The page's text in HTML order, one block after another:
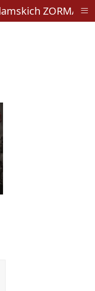
ZORMAX≡